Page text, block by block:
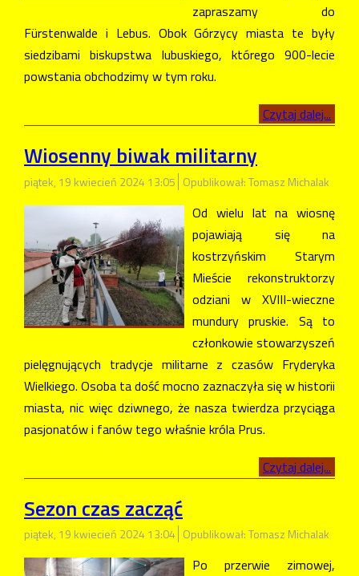
zapraszamy do
Fürstenwalde i Lebus. Obok Górzycy miasta te były
siedzibami biskupstwa lubuskiego, którego 900-lecie
powstania obchodzimy w tym roku.
Czytaj dalej...
Wiosenny biwak militarny
piątek, 19 kwiecień 2024 13:05 Opublikował: Tomasz Michalak
Od wielu lat na wiosnę
pojawiają się na
kostrzyńskim Starym
Mieście rekonstruktorzy
odziani w XVIII-wieczne
mundury pruskie. Są to
członkowie stowarzyszeń
pielęgnujących tradycje militarne z czasów Fryderyka
Wielkiego. Osoba ta dość mocno zaznaczyła się w historii
miasta, nic więc dziwnego, że nasza twierdza przyciąga
pasjonatów i fanów tego właśnie króla Prus.
Czytaj dalej...
Sezon czas zacząć
piątek, 19 kwiecień 2024 13:04 Opublikował: Tomasz Michalak
Po przerwie zimowej,